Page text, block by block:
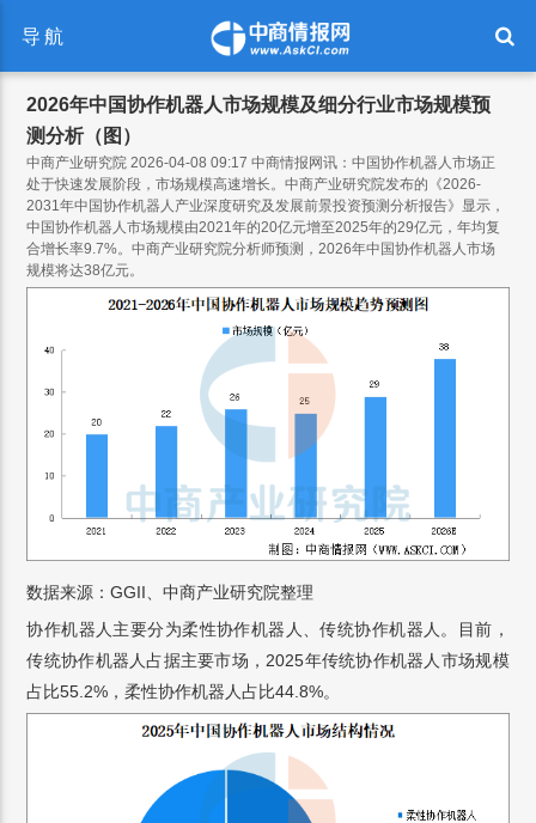
导航
2026年中国协作机器人市场规模及细分行业市场规模预
测分析（图）
中商产业研究院 2026-04-08 09:17 中商情报网讯：中国协作机器人市场正
处于快速发展阶段，市场规模高速增长。中商产业研究院发布的《2026-
2031年中国协作机器人产业深度研究及发展前景投资预测分析报告》显示，
中国协作机器人市场规模由2021年的20亿元增至2025年的29亿元，年均复
合增长率9.7%。中商产业研究院分析师预测，2026年中国协作机器人市场
规模将达38亿元。
数据来源：GGII、中商产业研究院整理
协作机器人主要分为柔性协作机器人、传统协作机器人。目前，
传统协作机器人占据主要市场，2025年传统协作机器人市场规模
占比55.2%，柔性协作机器人占比44.8%。